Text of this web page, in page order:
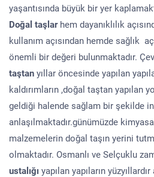
yaşantısında büyük bir yer
Doğal taşlar hem dayanıklılık
kullanım açısından hemde sağlık
önemli bir değeri bulunmaktadır.
taştan yıllar öncesinde yapılan
kaldırımların ,doğal taştan yapılan
geldiği halende sağlam bir şekilde
anlaşılmaktadır.günümüzde
malzemelerin doğal taşın yerini
olmaktadır. Osmanlı ve Selçuklu
ustalığı yapılan yapıların